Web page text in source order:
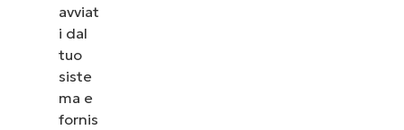
avviat
i dal
tuo
siste
ma e
fornis